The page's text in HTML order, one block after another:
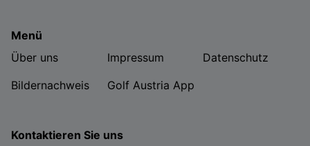
Menü
Über uns
Impressum
Datenschutz
Bildernachweis
Golf Austria App
Kontaktieren Sie uns